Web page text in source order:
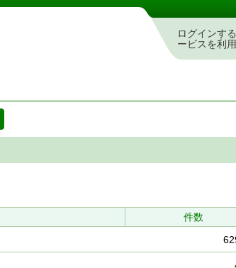
ログインす
ービスを利
件数